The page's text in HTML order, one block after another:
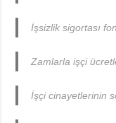
İşsizlik sigortası
Zamlarla işçi
İşçi cinayetlerinin